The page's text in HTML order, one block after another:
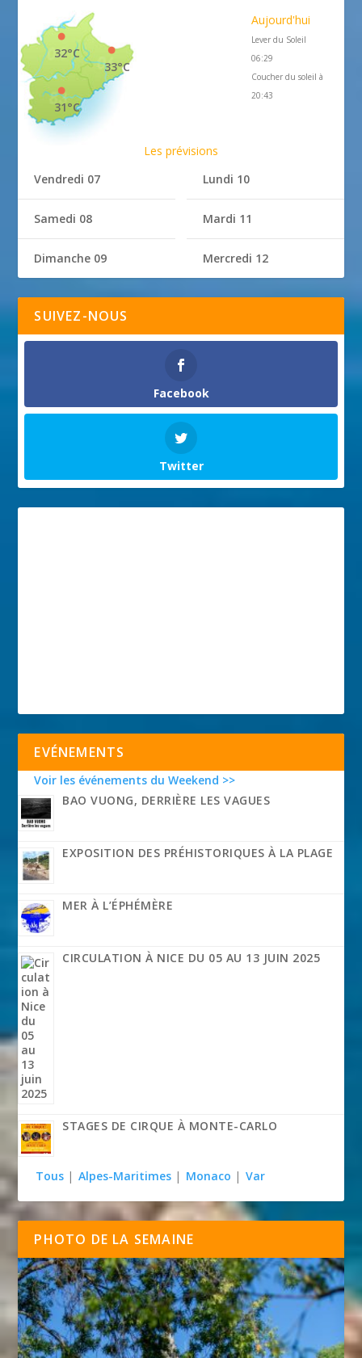
33°C
32°C
31°C
Aujourd'hui
Lever du Soleil
06:29
Coucher du soleil à
20:43
Les prévisions
Vendredi 07
Samedi 08
Dimanche 09
Lundi 10
Mardi 11
Mercredi 12
SUIVEZ-NOUS
Facebook
Twitter
EVÉNEMENTS
Voir les événements du Weekend >>
BAO VUONG, DERRIÈRE LES VAGUES
EXPOSITION DES PRÉHISTORIQUES À LA PLAGE
MER À L’ÉPHÉMÈRE
CIRCULATION À NICE DU 05 AU 13 JUIN 2025
STAGES DE CIRQUE À MONTE-CARLO
Tous | Alpes-Maritimes | Monaco | Var
PHOTO DE LA SEMAINE